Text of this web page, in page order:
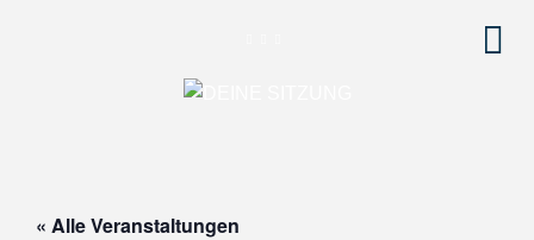
« Alle Veranstaltungen